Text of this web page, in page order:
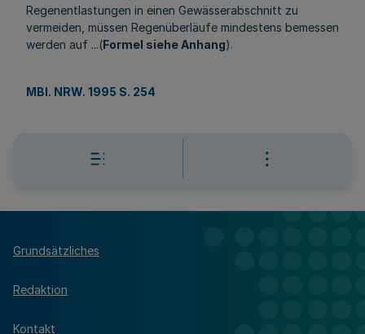
Regenentlastungen in einen Gewässerabschnitt zu
vermeiden, müssen Regenüberläufe mindestens bemessen
werden auf ...(Formel siehe Anhang).
MBl. NRW. 1995 S. 254
Grundsätzliches
Redaktion
Kontakt